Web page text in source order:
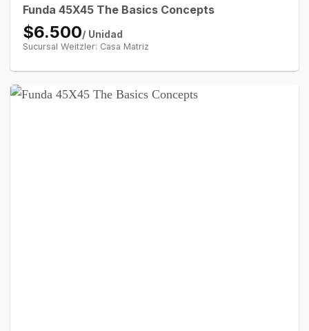
Funda 45X45 The Basics Concepts
$6.500/ Unidad
Sucursal Weitzler: Casa Matriz